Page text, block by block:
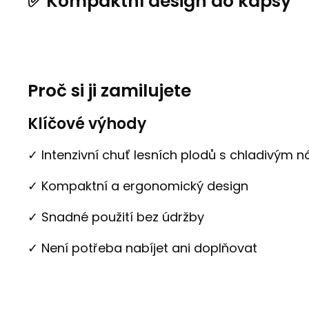
Proč si ji zamilujete
Klíčové výhody
✓ Intenzivní chuť lesních plodů s chladivým
✓ Kompaktní a ergonomický design
✓ Snadné použití bez údržby
✓ Není potřeba nabíjet ani doplňovat